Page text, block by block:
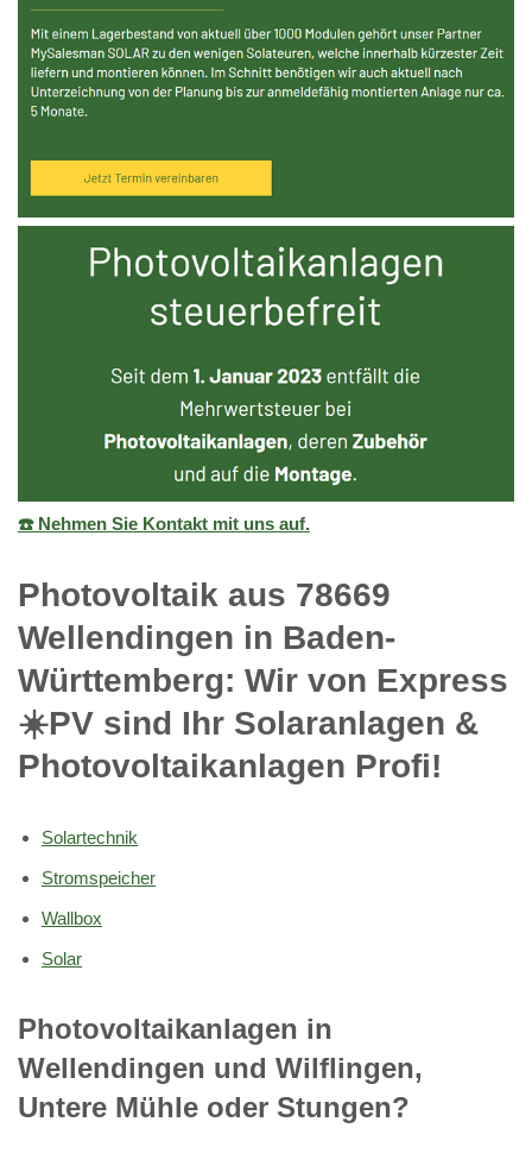
☎️ Nehmen Sie Kontakt mit uns auf.
Photovoltaik aus 78669
Wellendingen in Baden-
Württemberg: Wir von Express
☀️PV️ sind Ihr Solaranlagen &
Photovoltaikanlagen Profi!
Solartechnik
Stromspeicher
Wallbox
Solar
Photovoltaikanlagen in
Wellendingen und Wilflingen,
Untere Mühle oder Stungen?